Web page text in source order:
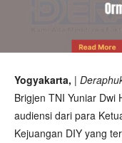
Yogyakarta, |
Brigjen TNI Yuniar Dwi
audiensi dari para
Kejuangan DIY yang